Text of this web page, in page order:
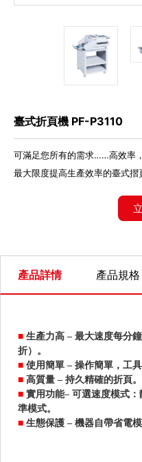
代
臺式折頁機 PF-P3110
可滿足您所有的需求……高效率
最大限度提高生產效率的臺式摺
產品詳情 產品規格
■ 生產力高 ‒ 最大速度每分
折）。
■ 使用簡單 ‒ 操作簡單，工具
■ 高質量 ‒ 持久精確的折頁。
■ 實用功能‒ 可選速度模式
準模式。
■ 生態保護 ‒ 機器自帶省電模